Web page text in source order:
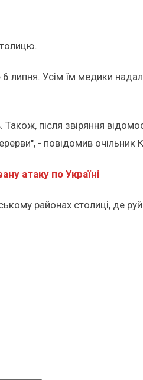
6 липня. Усім їм медики
після звіряння
- повідомив очільник
атаку по Україні
районах столиці, де